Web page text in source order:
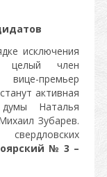
исключения
целый член
премьер
активная
Наталья
Зубарев.
№ 3 –